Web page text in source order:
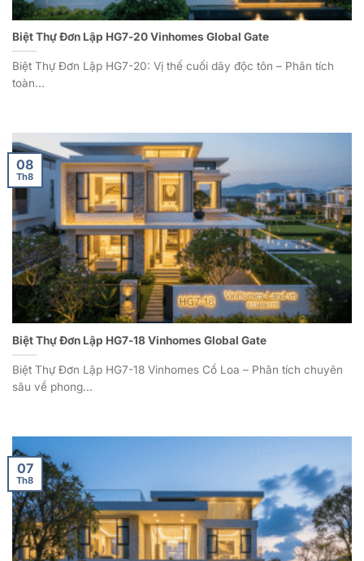
Biệt Thự Đơn Lập HG7-20 Vinhomes Global Gate
Biệt Thự Đơn Lập HG7-20: Vị thế cuối dãy độc tôn – Phân tích
toàn...
Biệt Thự Đơn Lập HG7-18 Vinhomes Global Gate
Biệt Thự Đơn Lập HG7-18 Vinhomes Cổ Loa – Phân tích chuyên
sâu về phong...
08
Th8
07
Th8